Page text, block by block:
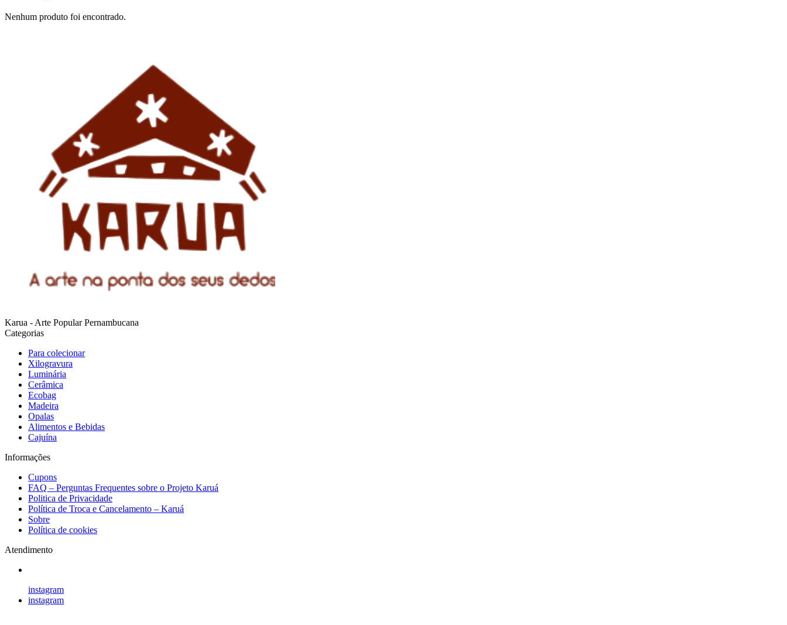
Nenhum produto foi encontrado.
Karua - Arte Popular Pernambucana
Categorias
Para colecionar
Xilogravura
Luminária
Cerâmica
Ecobag
Madeira
Opalas
Alimentos e Bebidas
Cajuína
Informações
Cupons
FAQ – Perguntas Frequentes sobre o Projeto Karuá
Politica de Privacidade
Política de Troca e Cancelamento – Karuá
Sobre
Política de cookies
Atendimento
instagram
instagram